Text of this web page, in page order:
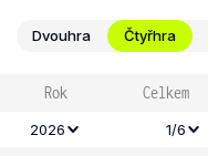
Dvouhra Čtyřhra
Rok Celkem
2026 1/6